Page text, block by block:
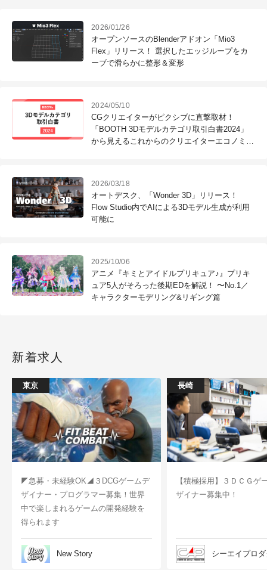
2026/01/26
オープンソースのBlenderアドオン「Mio3
Flex」リリース！ 選択したエッジループをカ
ーブで滑らかに整形＆変形
2024/05/10
CGクリエイターがピクシブに直撃取材！
「BOOTH 3Dモデルカテゴリ取引白書2024」
から見えるこれからのクリエイターエコノミー
2026/03/18
オートデスク、「Wonder 3D」リリース！
Flow Studio内でAIによる3Dモデル生成が利用
可能に
2025/10/06
アニメ『キミとアイドルプリキュア♪』プリキ
ュア5人がそろった後期EDを解説！ 〜No.1／
キャラクターモデリング&リギング篇
新着求人
東京
◤急募・未経験OK◢３DCGゲームデ
ザイナー・プログラマー募集！世界
中で楽しまれるゲームの開発経験を
得られます
New Story
長崎
【積極採用】３ＤＣＧゲ
ザイナー募集中！
シーエイプロ